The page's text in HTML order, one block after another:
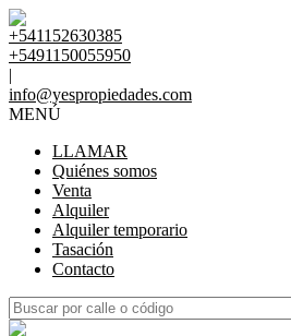
+541152630385
+5491150055950
|
info@yespropiedades.com
MENÚ
LLAMAR
Quiénes somos
Venta
Alquiler
Alquiler temporario
Tasación
Contacto